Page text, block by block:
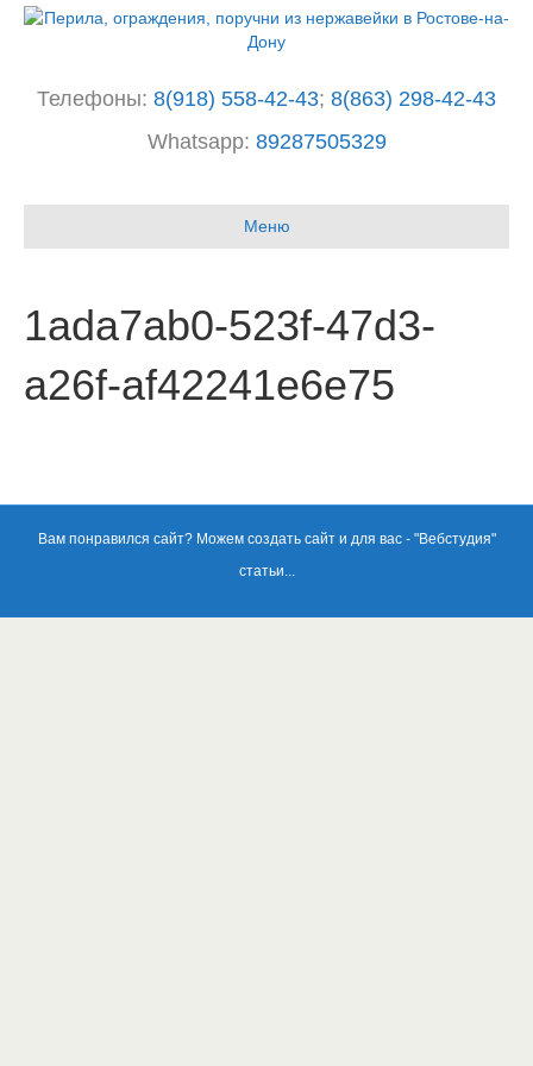
Телефоны: 8(918) 558-42-43; 8(863) 298-42-43
Whatsapp: 89287505329
n
s
r
m
Меню
1ada7ab0-523f-47d3-
a26f-af42241e6e75
Вам понравился сайт? Можем создать сайт и для вас - "Вебстудия"
статьи...